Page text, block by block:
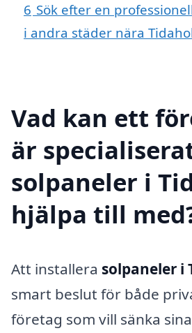
6 Sök efter en
i andra städer nära
Vad kan ett
är
solpaneler i
hjälpa till
Att installera solpaneler i
smart beslut för både
företag som vill sänka sina